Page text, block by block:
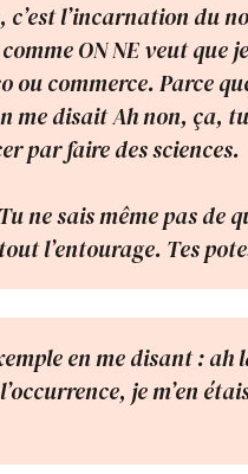
c’est l’incarnation du
ON NE veut que
ou commerce. Parce
me disait Ah non, ça,
par faire des sciences.
ne sais même pas de
l’entourage. Tes
en me disant :
je m’en